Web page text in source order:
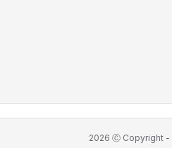
2026 Ⓒ Copyright -